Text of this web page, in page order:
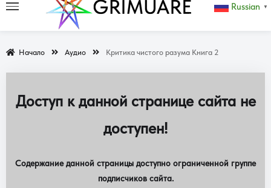
Russian ▼
Начало Аудио Критика чистого разума Книга 2
Доступ к данной странице сайта не
доступен!
Содержание данной страницы доступно ограниченной группе
подписчиков сайта.